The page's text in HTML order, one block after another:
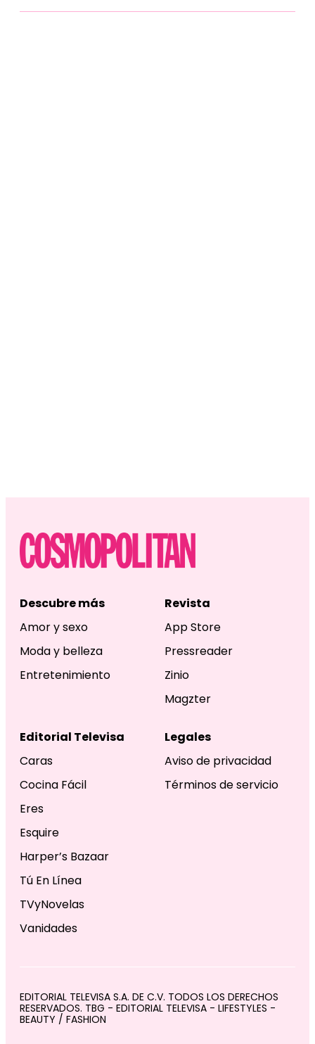
Descubre más
Amor y sexo
Moda y belleza
Entretenimiento
Revista
App Store
Pressreader
Zinio
Magzter
Editorial Televisa
Caras
Cocina Fácil
Eres
Esquire
Harper’s Bazaar
Tú En Línea
TVyNovelas
Vanidades
Legales
Aviso de privacidad
Términos de servicio
EDITORIAL TELEVISA S.A. DE C.V. TODOS LOS DERECHOS
RESERVADOS. TBG - EDITORIAL TELEVISA - LIFESTYLES -
BEAUTY / FASHION